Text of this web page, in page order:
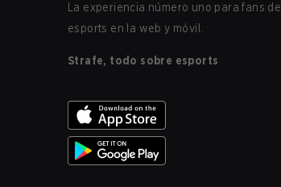
La experiencia número uno para fans de
esports en la web y móvil.
Strafe, todo sobre esports